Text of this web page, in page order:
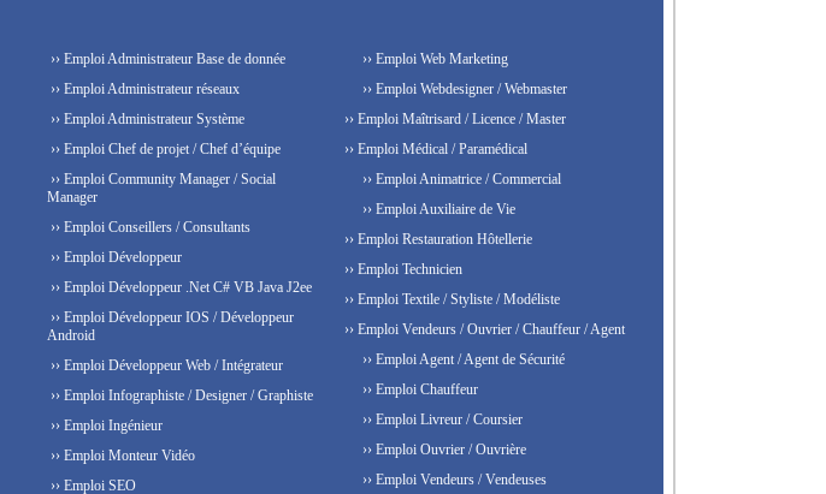
›› Emploi Administrateur Base de donnée
›› Emploi Administrateur réseaux
›› Emploi Administrateur Système
›› Emploi Chef de projet / Chef d’équipe
›› Emploi Community Manager / Social
Manager
›› Emploi Conseillers / Consultants
›› Emploi Développeur
›› Emploi Développeur .Net C# VB Java J2ee
›› Emploi Développeur IOS / Développeur
Android
›› Emploi Développeur Web / Intégrateur
›› Emploi Infographiste / Designer / Graphiste
›› Emploi Ingénieur
›› Emploi Monteur Vidéo
›› Emploi SEO
›› Emploi Web Marketing
›› Emploi Webdesigner / Webmaster
›› Emploi Maîtrisard / Licence / Master
›› Emploi Médical / Paramédical
›› Emploi Animatrice / Commercial
›› Emploi Auxiliaire de Vie
›› Emploi Restauration Hôtellerie
›› Emploi Technicien
›› Emploi Textile / Styliste / Modéliste
›› Emploi Vendeurs / Ouvrier / Chauffeur / Agent
›› Emploi Agent / Agent de Sécurité
›› Emploi Chauffeur
›› Emploi Livreur / Coursier
›› Emploi Ouvrier / Ouvrière
›› Emploi Vendeurs / Vendeuses